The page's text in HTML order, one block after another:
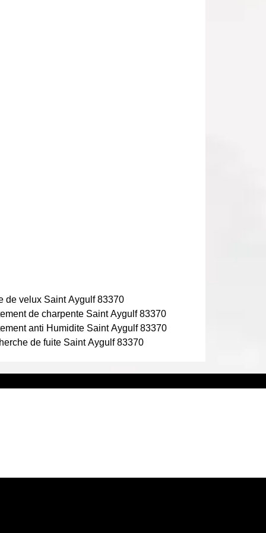
de velux Saint Aygulf 83370
de charpente Saint Aygulf 83370
anti Humidite Saint Aygulf 83370
de fuite Saint Aygulf 83370